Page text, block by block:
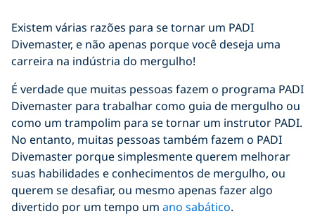
Existem várias razões para se tornar um PADI
Divemaster, e não apenas porque você deseja uma
carreira na indústria do mergulho!
É verdade que muitas pessoas fazem o programa PADI
Divemaster para trabalhar como guia de mergulho ou
como um trampolim para se tornar um instrutor PADI.
No entanto, muitas pessoas também fazem o PADI
Divemaster porque simplesmente querem melhorar
suas habilidades e conhecimentos de mergulho, ou
querem se desafiar, ou mesmo apenas fazer algo
divertido por um tempo um ano sabático.